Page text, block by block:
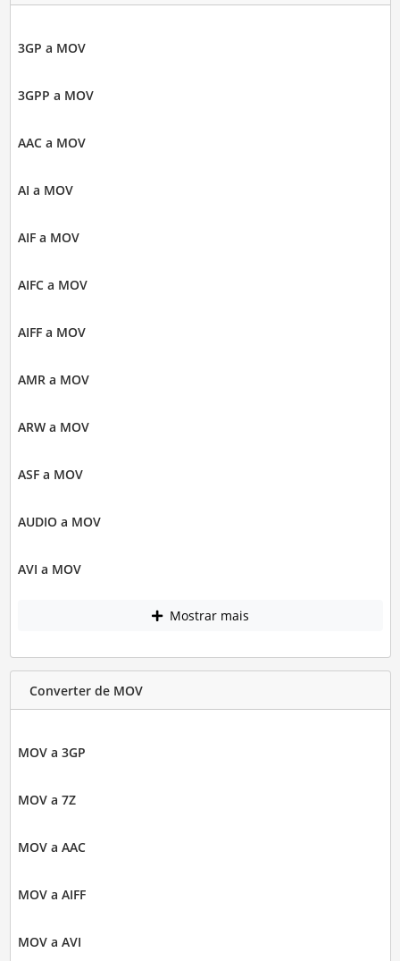
3GP a MOV
3GPP a MOV
AAC a MOV
AI a MOV
AIF a MOV
AIFC a MOV
AIFF a MOV
AMR a MOV
ARW a MOV
ASF a MOV
AUDIO a MOV
AVI a MOV
Mostrar mais
Converter de MOV
MOV a 3GP
MOV a 7Z
MOV a AAC
MOV a AIFF
MOV a AVI